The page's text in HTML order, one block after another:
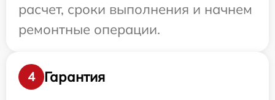
расчет, сроки выполнения и начнем
ремонтные операции.
4
Гарантия